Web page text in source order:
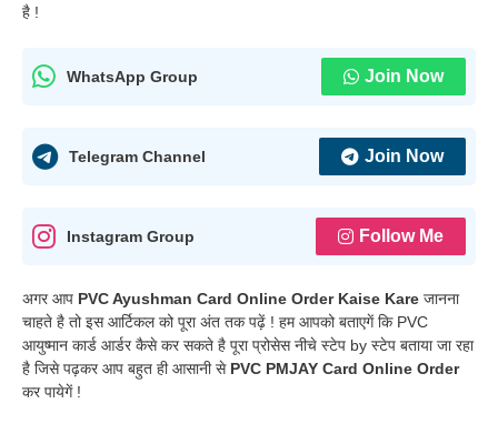
है !
WhatsApp Group Join Now
Telegram Channel Join Now
Instagram Group Follow Me
अगर आप PVC Ayushman Card Online Order Kaise Kare जानना
चाहते है तो इस आर्टिकल को पूरा अंत तक पढ़ें ! हम आपको बताएगें कि PVC
आयुष्मान कार्ड आर्डर कैसे कर सकते है पूरा प्रोसेस नीचे स्टेप by स्टेप बताया जा रहा
है जिसे पढ़कर आप बहुत ही आसानी से PVC PMJAY Card Online Order
कर पायेगें !